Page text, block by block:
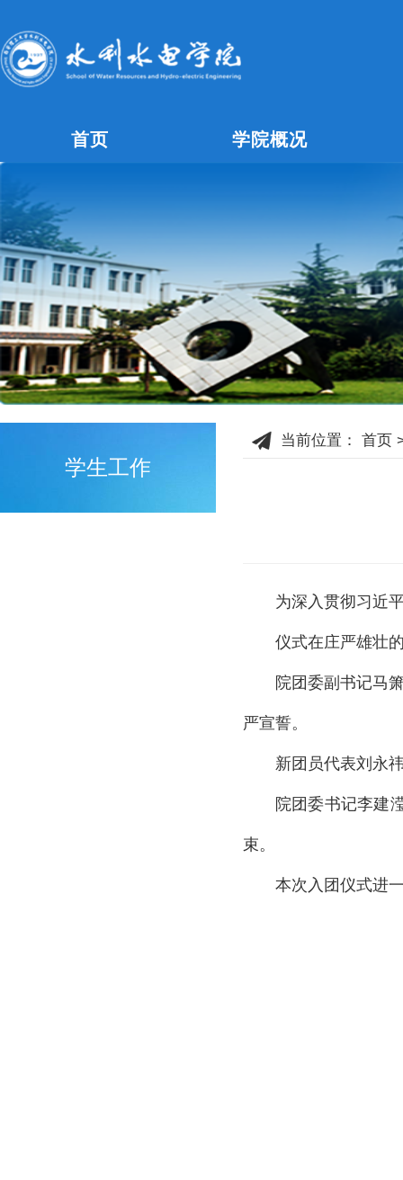
首页 学院概况
学生工作
当前位置： 首页
为深入贯彻习近
仪式在庄严雄壮
院团委副书记马
严宣誓。
新团员代表刘永
院团委书记李建
束。
本次入团仪式进